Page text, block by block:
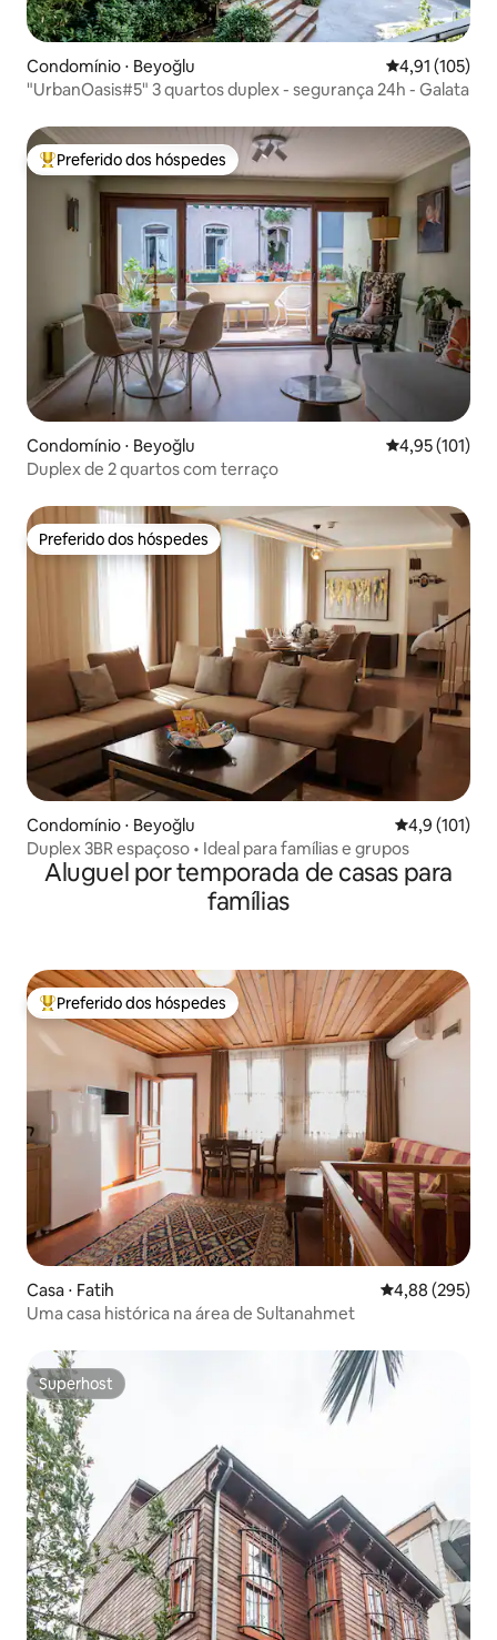
Condomínio ⋅ Beyoğlu 4,91 de uma
4,91 (105)
"UrbanOasis#5" 3 quartos duplex - segurança 24h - Galata
Entre os melhores preferidos dos hóspedes
Preferido dos hóspedes
Condomínio ⋅ Beyoğlu 4,95 de uma
4,95 (101)
Duplex de 2 quartos com terraço
Preferido dos hóspedes
Preferido dos hóspedes
Condomínio ⋅ Beyoğlu 4,9 de uma
4,9 (101)
Duplex 3BR espaçoso • Ideal para famílias e grupos
Aluguel por temporada de casas para
famílias
Entre os melhores preferidos dos hóspedes
Preferido dos hóspedes
Casa ⋅ Fatih 4,88 de uma
4,88 (295)
Uma casa histórica na área de Sultanahmet
Superhost
Superhost